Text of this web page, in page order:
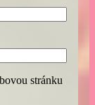
stránku